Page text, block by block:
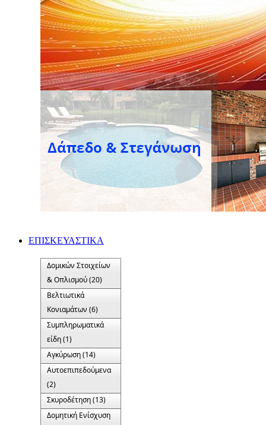
ΕΠΙΣΚΕΥΑΣΤΙΚΑ
Δομικών Στοιχείων
& Οπλισμού (20)
Βελτιωτικά
Κονιαμάτων (6)
Συμπληρωματικά
είδη (1)
Αγκύρωση (14)
Αυτοεπιπεδούμενα
(2)
Σκυροδέτηση (13)
Δομητική Ενίσχυση